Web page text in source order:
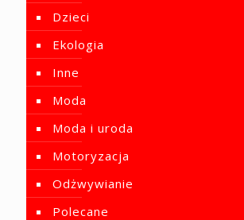
Dzieci
Ekologia
Inne
Moda
Moda i uroda
Motoryzacja
Odżwywianie
Polecane